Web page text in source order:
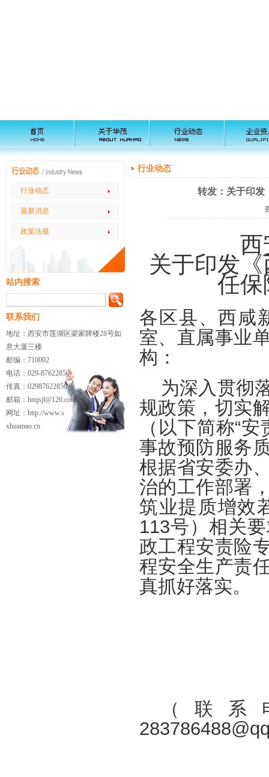
行业动态
最新消息
政策法规
站内搜索
联系我们
地址：西安市莲湖区梁家牌楼28号如
意大厦三楼
邮编：710002
电话：029-87622850
传真：02987622850
邮箱：hmjsjl@126.com
网址：http://www.s
xhuamao.cn
行业动态
转发：关于印发
西
关于印发
任保
各区县、西咸
室、直属事业
构：
为深入贯彻
规政策，切实
（以下简称“
事故预防服务
根据省安委办
治的工作部署
筑业提质增效
113号）相关
政工程安责险
程安全生产责
真抓好落实。
（联系